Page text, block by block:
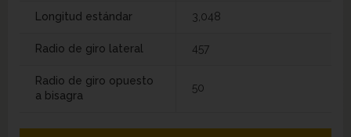
Longitud estándar 3,048
Radio de giro lateral 457
Radio de giro opuesto
a bisagra
50